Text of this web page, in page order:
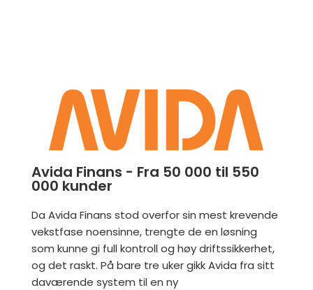
Avida Finans - Fra 50 000 til 550
000 kunder
Da Avida Finans stod overfor sin mest krevende
vekstfase noensinne, trengte de en løsning
som kunne gi full kontroll og høy driftssikkerhet,
og det raskt. På bare tre uker gikk Avida fra sitt
daværende system til en ny